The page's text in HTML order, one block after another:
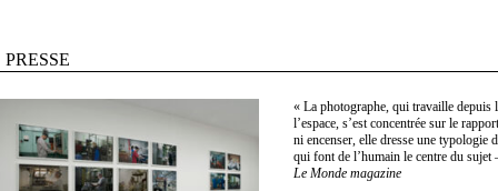
PRESSE
« La photographe, qui travaille depuis
l’espace, s’est concentrée sur le
ni encenser, elle dresse une typologie
qui font de l’humain le centre du sujet
Le Monde magazine